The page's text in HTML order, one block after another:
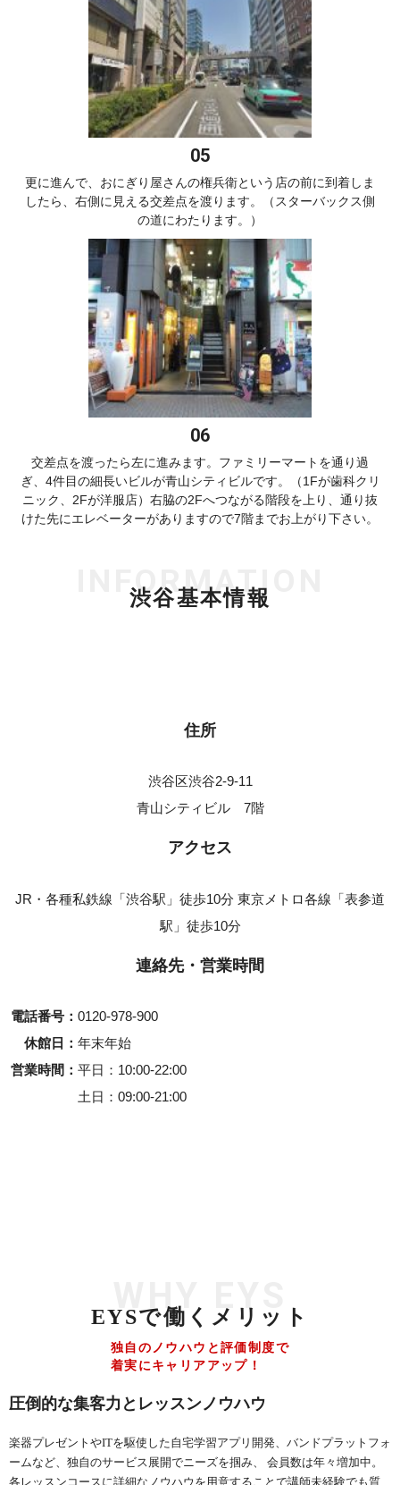
更に進んで、おにぎり屋さんの権兵衛という店の前に到着しま
したら、右側に見える交差点を渡ります。（スターバックス側
の道にわたります。）
交差点を渡ったら左に進みます。ファミリーマートを通り過
ぎ、4件目の細長いビルが青山シティビルです。（1Fが歯科クリ
ニック、2Fが洋服店）右脇の2Fへつながる階段を上り、通り抜
けた先にエレベーターがありますので7階までお上がり下さい。
渋谷基本情報
INFORMATION
住所
渋谷区渋谷2-9-11
青山シティビル 7階
アクセス
JR・各種私鉄線「渋谷駅」徒歩10分 東京メトロ各線「表参道
駅」徒歩10分
連絡先・営業時間
電話番号
0120-978-900
休館日
年末年始
営業時間
平日
10:00-22:00
土日
09:00-21:00
EYSで働くメリット
WHY EYS
独自のノウハウと評価制度で
着実にキャリアアップ！
圧倒的な集客力とレッスンノウハウ
楽器プレゼントやITを駆使した自宅学習アプリ開発、バンドプラットフォ
ームなど、独自のサービス展開でニーズを掴み、 会員数は年々増加中。
各レッスンコースに詳細なノウハウを用意することで講師未経験でも質